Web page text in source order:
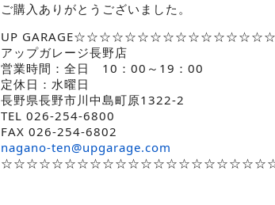
ご購入ありがとうございました。
UP
アップガレージ長野店
営業時間：全日 10：00～19：00
定休日：水曜日
長野県長野市川中島町原1322-2
TEL 026-254-6800
FAX 026-254-6802
nagano-ten@upgarage.com
☆☆☆☆☆☆☆☆☆☆☆☆☆☆☆☆☆☆☆☆☆☆UP